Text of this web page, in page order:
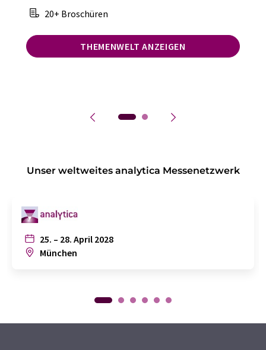
20+ Broschüren
THEMENWELT ANZEIGEN
Unser weltweites analytica Messenetzwerk
25. – 28. April 2028
München